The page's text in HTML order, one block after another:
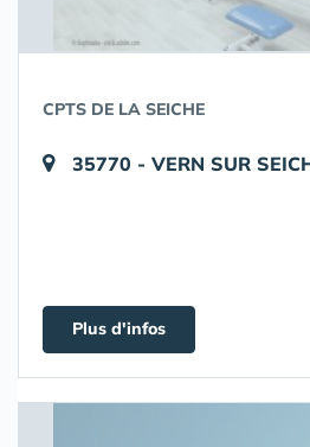
CPTS DE LA SEICHE
35770 - VERN SUR
Plus d'infos